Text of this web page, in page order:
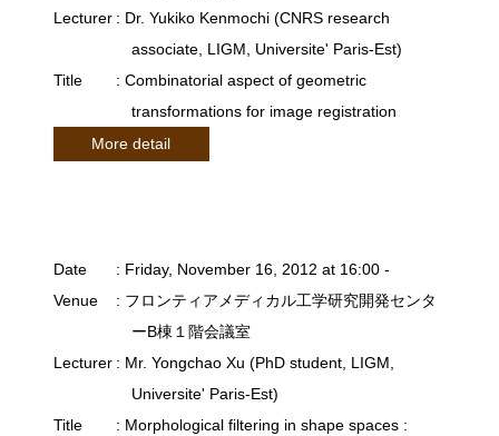
Lecturer : Dr. Yukiko Kenmochi (CNRS research
associate, LIGM, Universite' Paris-Est)
Title
: Combinatorial aspect of geometric
transformations for image registration
More detail
Date
: Friday, November 16, 2012 at 16:00 -
Venue
: フロンティアメディカル工学研究開発センタ
ーB棟１階会議室
Lecturer : Mr. Yongchao Xu (PhD student, LIGM,
Universite' Paris-Est)
Title
: Morphological filtering in shape spaces :